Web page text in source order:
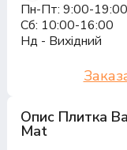
Опис Плитка
Mat
Пн-Пт: 9:00-19:00
Сб: 10:00-16:00
Нд - Вихідний